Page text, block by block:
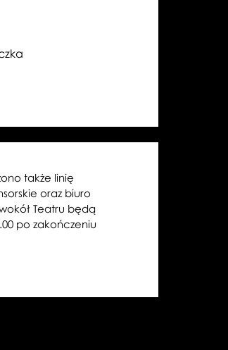
także linię
oraz biuro
Teatru będą
po zakończeniu